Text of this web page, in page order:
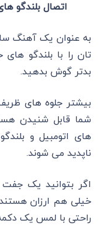
اتصال بلندگو
به‌ عنوان یک آهنگ
تان را با بلندگو
بدتر گوش بدهید.
بیشتر جلوه‌ های
شما قابل شنیدن
های اتومبیل و
ناپدید می ‌شوند.
اگر بتوانید یک
خیلی هم ارزان
راحتی با لمس یک